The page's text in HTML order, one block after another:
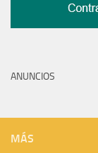
ANUNCIOS
MÁS